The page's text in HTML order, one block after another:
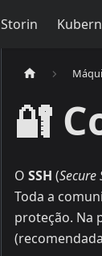
Storin
🔐
O SSH (Secure
Toda a
proteção. Na